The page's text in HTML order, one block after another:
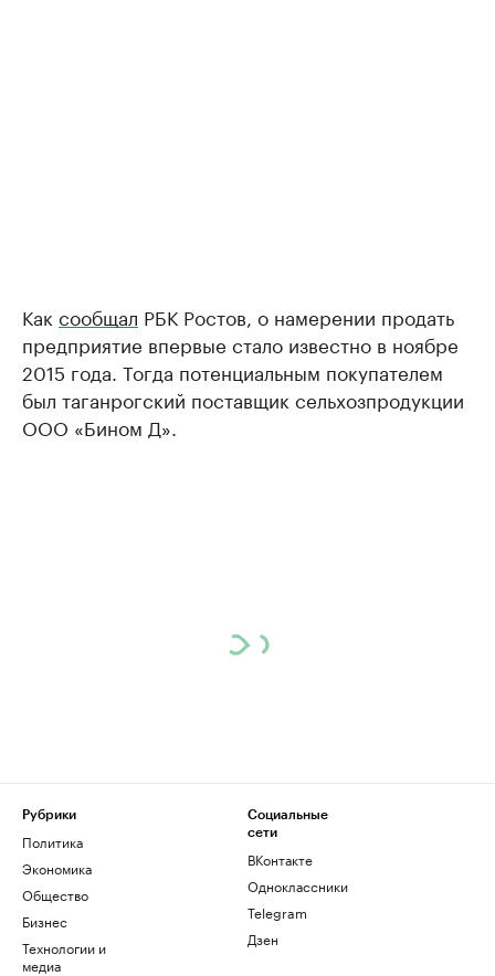
Как сообщал РБК Ростов, о намерении продать
предприятие впервые стало известно в ноябре
2015 года. Тогда потенциальным покупателем
был таганрогский поставщик сельхозпродукции
ООО «Бином Д».
Рубрики
Политика
Экономика
Общество
Бизнес
Технологии и
медиа
Социальные
сети
ВКонтакте
Одноклассники
Telegram
Дзен